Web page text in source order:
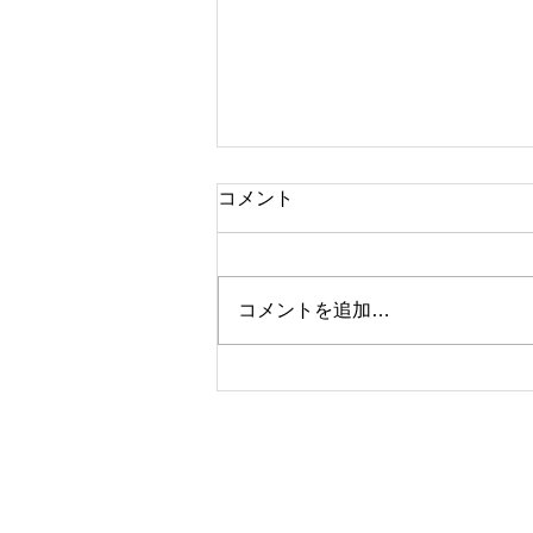
休診日のお知らせ
コメント
コメントを追加…